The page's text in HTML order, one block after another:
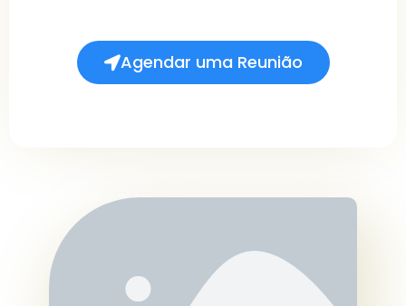
Agendar uma Reunião